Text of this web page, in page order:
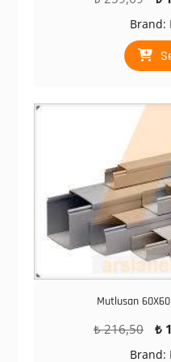
₺
Brand:
Mutlusan
₺216,50
fiyat:
₺
Brand: